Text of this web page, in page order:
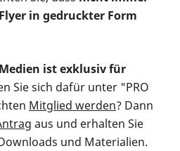
in gedruckter Form
ist exklusiv für
Sie sich dafür unter "PRO
Mitglied werden? Dann
aus und erhalten Sie
und Materialien.